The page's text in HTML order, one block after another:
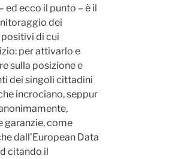
ed ecco il punto – è il
dei
di cui
per attivarlo e
sulla posizione e
dei singoli cittadini
incrociano, seppur
garanzie, come
dall’European Data
citando il